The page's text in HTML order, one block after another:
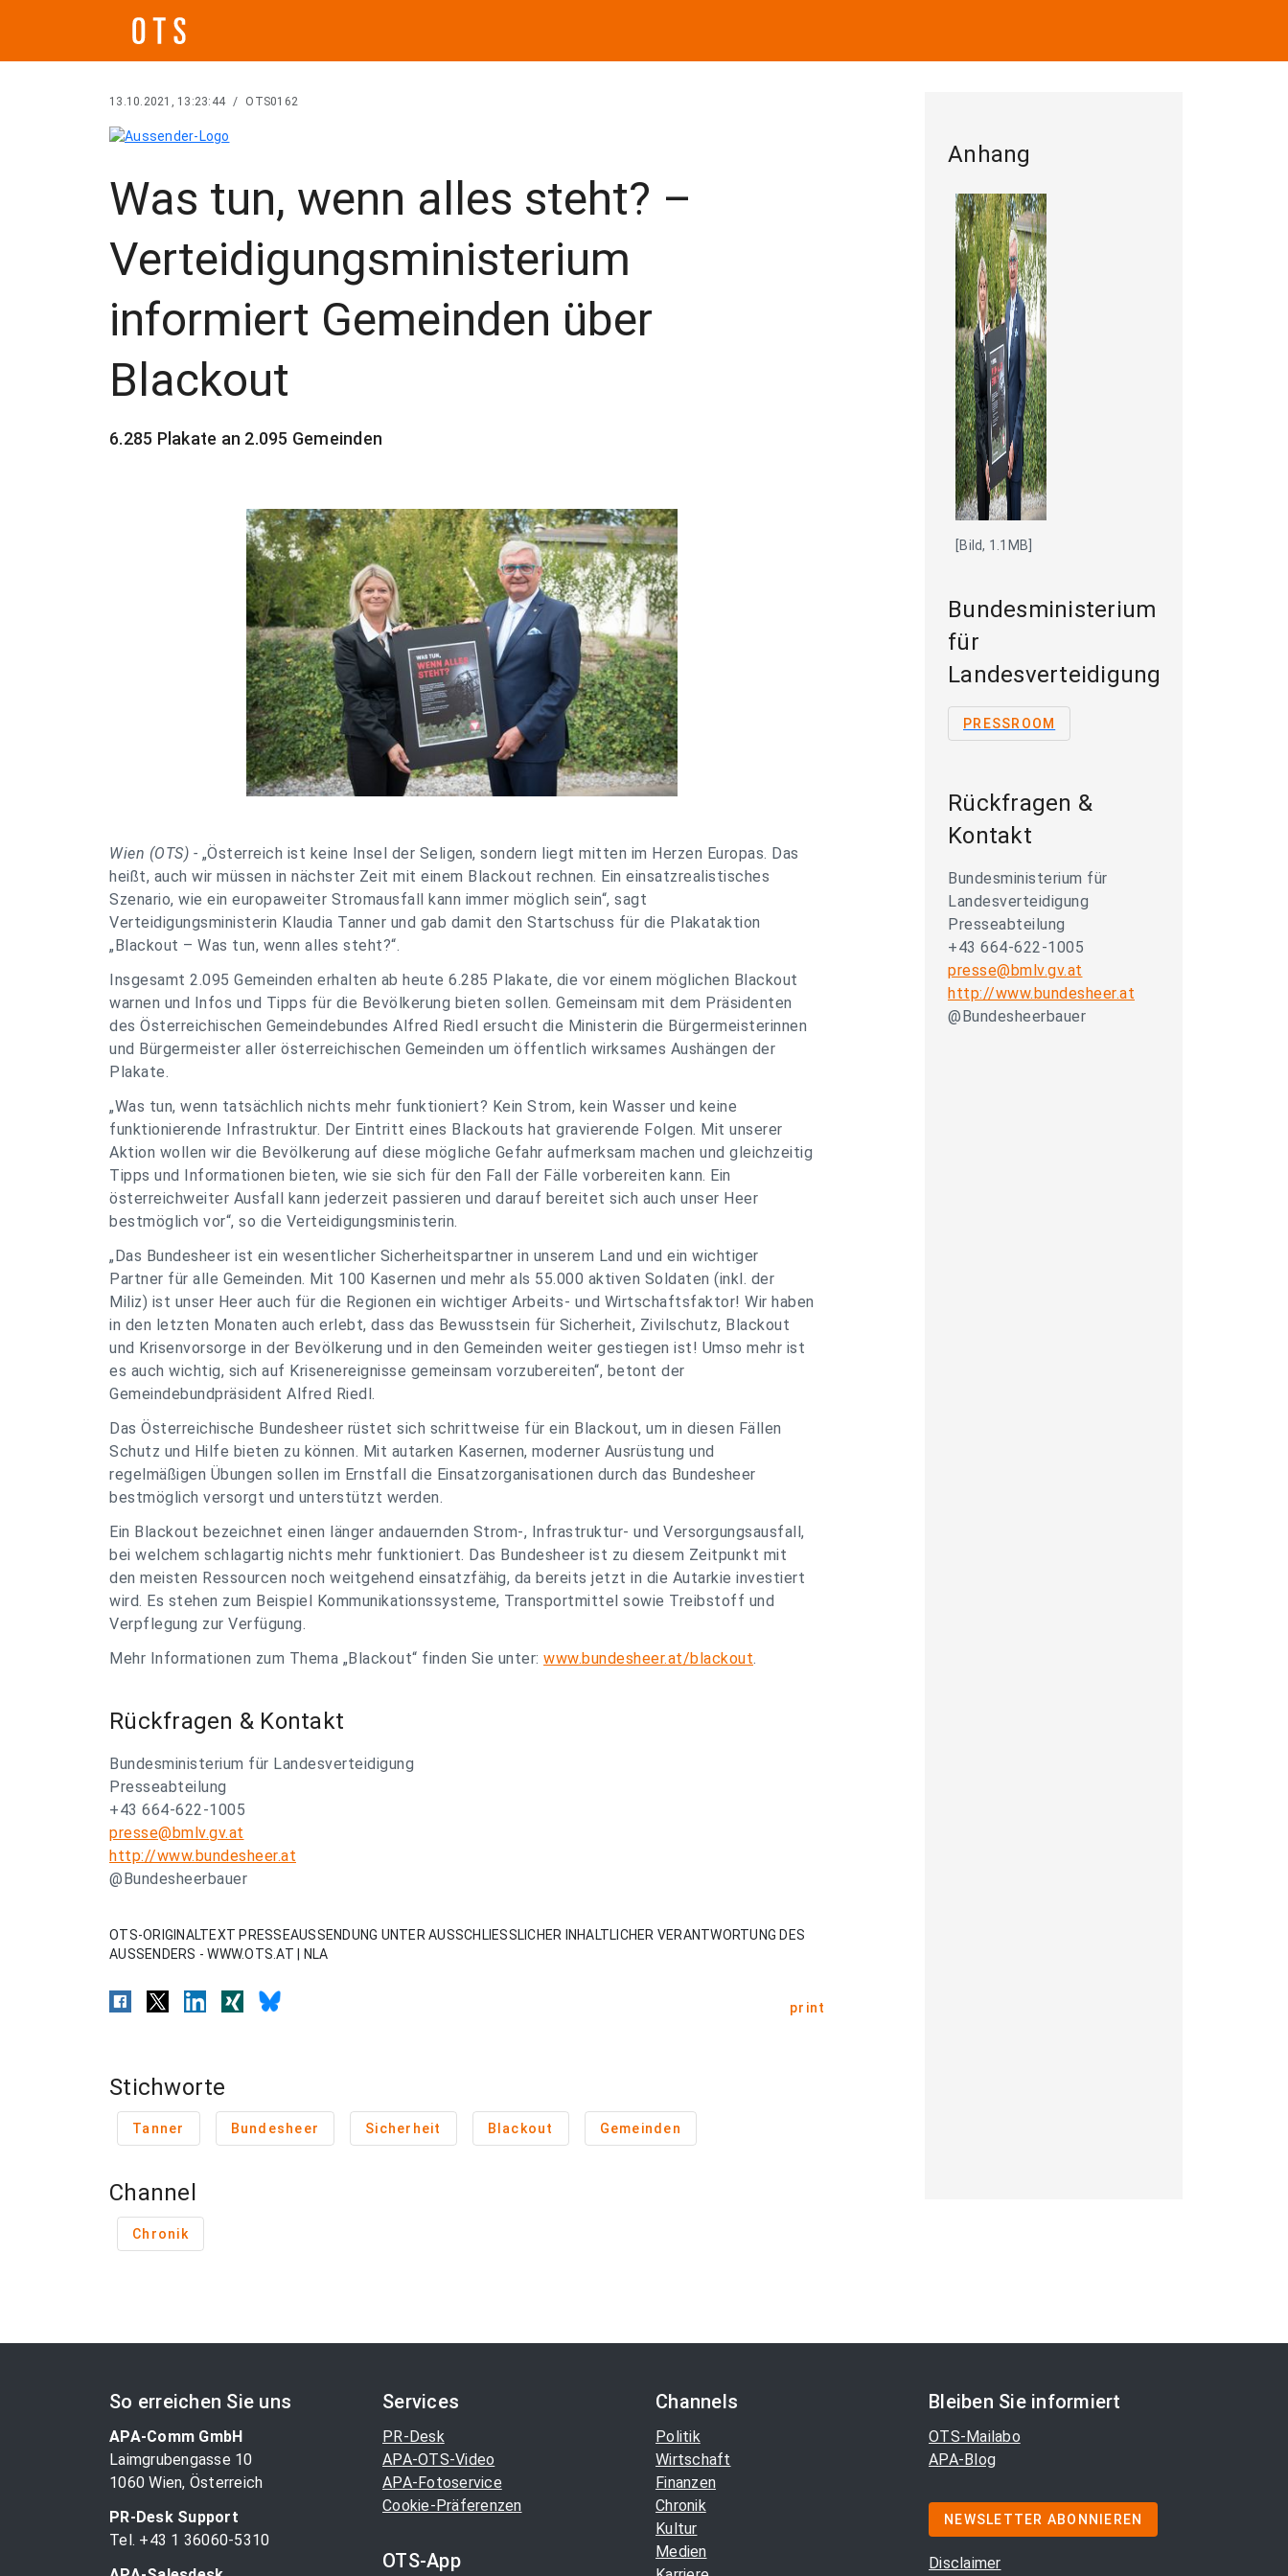
13.10.2021, 13:23:44 / OTS0162
Was tun, wenn alles steht? –
Verteidigungsministerium
informiert Gemeinden über
Blackout
6.285 Plakate an 2.095 Gemeinden
Wien (OTS) - „Österreich ist keine Insel der Seligen, sondern liegt mitten im Herzen Europas. Das
heißt, auch wir müssen in nächster Zeit mit einem Blackout rechnen. Ein einsatzrealistisches
Szenario, wie ein europaweiter Stromausfall kann immer möglich sein“, sagt
Verteidigungsministerin Klaudia Tanner und gab damit den Startschuss für die Plakataktion
„Blackout – Was tun, wenn alles steht?“.
Insgesamt 2.095 Gemeinden erhalten ab heute 6.285 Plakate, die vor einem möglichen Blackout
warnen und Infos und Tipps für die Bevölkerung bieten sollen. Gemeinsam mit dem Präsidenten
des Österreichischen Gemeindebundes Alfred Riedl ersucht die Ministerin die Bürgermeisterinnen
und Bürgermeister aller österreichischen Gemeinden um öffentlich wirksames Aushängen der
Plakate.
„Was tun, wenn tatsächlich nichts mehr funktioniert? Kein Strom, kein Wasser und keine
funktionierende Infrastruktur. Der Eintritt eines Blackouts hat gravierende Folgen. Mit unserer
Aktion wollen wir die Bevölkerung auf diese mögliche Gefahr aufmerksam machen und gleichzeitig
Tipps und Informationen bieten, wie sie sich für den Fall der Fälle vorbereiten kann. Ein
österreichweiter Ausfall kann jederzeit passieren und darauf bereitet sich auch unser Heer
bestmöglich vor“, so die Verteidigungsministerin.
„Das Bundesheer ist ein wesentlicher Sicherheitspartner in unserem Land und ein wichtiger
Partner für alle Gemeinden. Mit 100 Kasernen und mehr als 55.000 aktiven Soldaten (inkl. der
Miliz) ist unser Heer auch für die Regionen ein wichtiger Arbeits- und Wirtschaftsfaktor! Wir haben
in den letzten Monaten auch erlebt, dass das Bewusstsein für Sicherheit, Zivilschutz, Blackout
und Krisenvorsorge in der Bevölkerung und in den Gemeinden weiter gestiegen ist! Umso mehr ist
es auch wichtig, sich auf Krisenereignisse gemeinsam vorzubereiten“, betont der
Gemeindebundpräsident Alfred Riedl.
Das Österreichische Bundesheer rüstet sich schrittweise für ein Blackout, um in diesen Fällen
Schutz und Hilfe bieten zu können. Mit autarken Kasernen, moderner Ausrüstung und
regelmäßigen Übungen sollen im Ernstfall die Einsatzorganisationen durch das Bundesheer
bestmöglich versorgt und unterstützt werden.
Ein Blackout bezeichnet einen länger andauernden Strom-, Infrastruktur- und Versorgungsausfall,
bei welchem schlagartig nichts mehr funktioniert. Das Bundesheer ist zu diesem Zeitpunkt mit
den meisten Ressourcen noch weitgehend einsatzfähig, da bereits jetzt in die Autarkie investiert
wird. Es stehen zum Beispiel Kommunikationssysteme, Transportmittel sowie Treibstoff und
Verpflegung zur Verfügung.
Mehr Informationen zum Thema „Blackout“ finden Sie unter: www.bundesheer.at/blackout.
Rückfragen & Kontakt
Bundesministerium für Landesverteidigung
Presseabteilung
+43 664-622-1005
presse@bmlv.gv.at
http://www.bundesheer.at
@Bundesheerbauer
OTS-ORIGINALTEXT PRESSEAUSSENDUNG UNTER AUSSCHLIESSLICHER INHALTLICHER VERANTWORTUNG DES
AUSSENDERS - WWW.OTS.AT | NLA
print
Stichworte
Tanner Bundesheer Sicherheit Blackout Gemeinden
Channel
Chronik
Anhang
[Bild, 1.1MB]
Bundesministerium
für
Landesverteidigung
PRESSROOM
Rückfragen &
Kontakt
Bundesministerium für
Landesverteidigung
Presseabteilung
+43 664-622-1005
presse@bmlv.gv.at
http://www.bundesheer.at
@Bundesheerbauer
So erreichen Sie uns
APA-Comm GmbH
Laimgrubengasse 10
1060 Wien, Österreich
PR-Desk Support
Tel. +43 1 36060-5310
Services
PR-Desk
APA-OTS-Video
APA-Fotoservice
Cookie-Präferenzen
OTS-App
Channels
Politik
Wirtschaft
Finanzen
Chronik
Kultur
Medien
Bleiben Sie informiert
OTS-Mailabo
APA-Blog
NEWSLETTER ABONNIEREN
Disclaimer